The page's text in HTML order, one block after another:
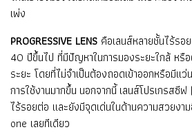
เพ่ง
PROGRESSIVE LENS คือเลนส์หลายชั้นไร้รอ
40 ปีขึ้นไป ที่มีปัญหาในการมองระยะใกล้ หรื
ระยะ โดยที่ไม่จำเป็นต้องถอดเข้าออกหรือมีแ
การใช้งานมากขึ้น นอกจากนี้ เลนส์โปรเกรส
ไร้รอยต่อ และยังมีจุดเด่นในด้านความสวยงา
one เลยทีเดียว